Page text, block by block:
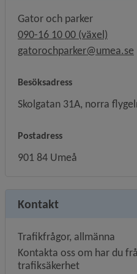
Gator och parker
090-16 10 00 (växel)
gatorochparker@umea.se
Besöksadress
Skolgatan 31A, norra
Postadress
901 84 Umeå
Kontakt
Trafikfrågor, allmänna
Kontakta oss om har du
trafiksäkerhet